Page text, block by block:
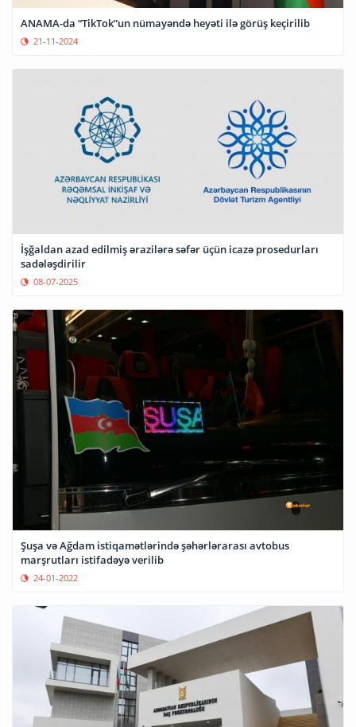
ANAMA-da “TikTok”un nümayəndə heyəti ilə görüş keçirilib
21-11-2024
İşğaldan azad edilmiş ərazilərə səfər üçün icazə prosedurları
sadələşdirilir
08-07-2025
Şuşa və Ağdam istiqamətlərində şəhərlərarası avtobus
marşrutları istifadəyə verilib
24-01-2022